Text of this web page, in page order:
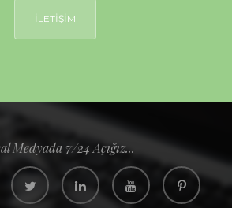
İLETİŞİM
Medyada 7/24 Açığız...